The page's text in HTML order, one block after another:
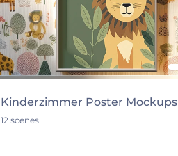
Kinderzimmer Poster Mockups
12 scenes